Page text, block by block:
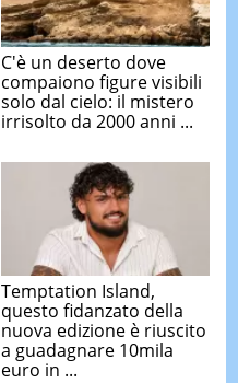
C'è un deserto dove
compaiono figure visibili
solo dal cielo: il mistero
irrisolto da 2000 anni ...
Temptation Island,
questo fidanzato della
nuova edizione è riuscito
a guadagnare 10mila
euro in ...